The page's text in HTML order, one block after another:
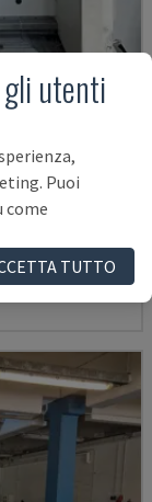
38.000 €
utenti
Puoi
come
TUTTO